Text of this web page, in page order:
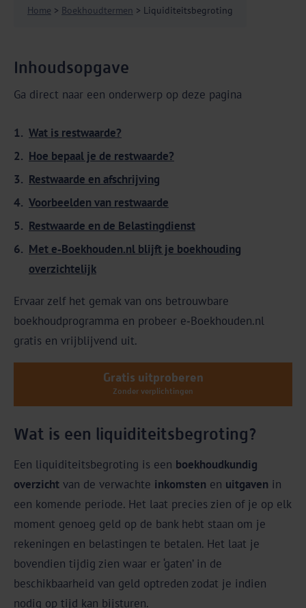
Home > Boekhoudtermen > Liquiditeitsbegroting
Inhoudsopgave
Ga direct naar een onderwerp op deze pagina
Wat is restwaarde?
Hoe bepaal je de restwaarde?
Restwaarde en afschrijving
Voorbeelden van restwaarde
Restwaarde en de Belastingdienst
Met e‑Boekhouden.nl blijft je boekhouding
overzichtelijk
Ervaar zelf het gemak van ons betrouwbare
boekhoudprogramma en probeer e‑Boekhouden.nl
gratis en vrijblijvend uit.
Gratis uitproberen
Zonder verplichtingen
Wat is een liquiditeitsbegroting?
Een liquiditeitsbegroting is een boekhoudkundig
overzicht van de verwachte inkomsten en uitgaven in
een komende periode. Het laat precies zien of je op elk
moment genoeg geld op de bank hebt staan om je
rekeningen en belastingen te betalen. Het laat je
bovendien tijdig zien waar er ‘gaten’ in de
beschikbaarheid van geld optreden zodat je indien
nodig op tijd kan bijsturen.